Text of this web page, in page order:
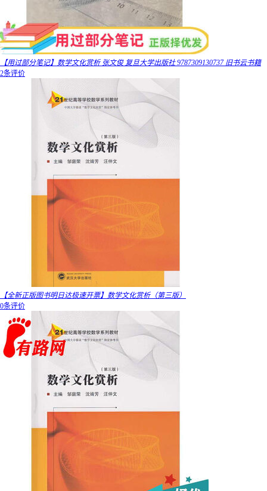
【用过部分笔记】数学文化赏析 张文俊 复旦大学出版社 9787309130737 旧书云书籍
2条评价
【全新正版图书明日达极速开票】数学文化赏析（第三版）
0条评价